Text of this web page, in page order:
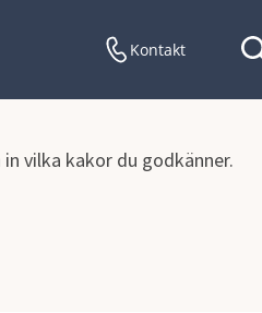
vilka kakor du godkänner.
Kontakt